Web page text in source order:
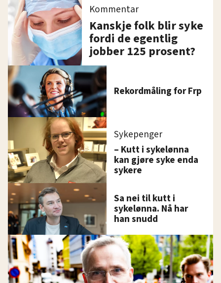
Kommentar
Kanskje folk blir syke
fordi de egentlig
jobber 125 prosent?
Rekordmåling for Frp
Sykepenger
– Kutt i sykelønna
kan gjøre syke enda
sykere
Sa nei til kutt i
sykelønna. Nå har
han snudd